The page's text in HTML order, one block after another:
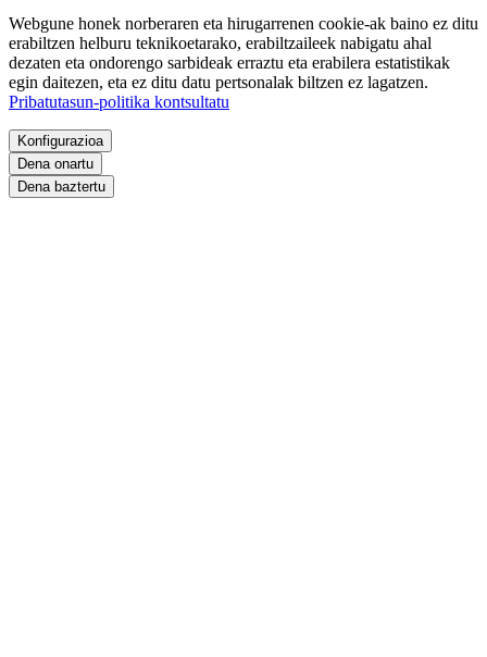
Webgune honek norberaren eta hirugarrenen cookie-ak baino ez ditu
erabiltzen helburu teknikoetarako, erabiltzaileek nabigatu ahal
dezaten eta ondorengo sarbideak erraztu eta erabilera estatistikak
egin daitezen, eta ez ditu datu pertsonalak biltzen ez lagatzen.
Pribatutasun-politika kontsultatu
Konfigurazioa
Dena onartu
Dena baztertu